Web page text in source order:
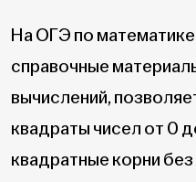
На ОГЭ по
справочные
вычислений,
квадраты чисел от 0
квадратные корни